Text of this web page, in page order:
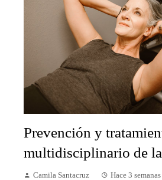
Prevención y
multidisciplinario de
Camila Santacruz Hace 3 semanas